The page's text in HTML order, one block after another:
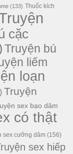
(133) Thuốc kích
cặc
Truyện bú
liếm
loạn
Truyện
sex bạo dâm
có thật
sex cưỡng dâm (156)
sex hiếp